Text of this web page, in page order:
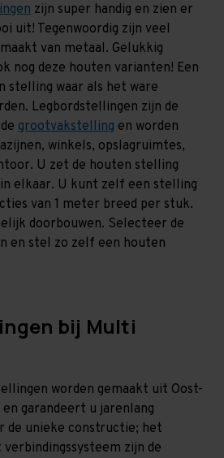
zijn super handig en zien er
uit! Tegenwoordig zijn veel
van metaal. Gelukkig
nog deze houten varianten! Een
stelling waar als het ware
Legbordstellingen zijn de
grootvakstelling en worden
winkels, opslagruimtes,
U zet de houten stelling
elkaar. U kunt zelf een stelling
van 1 meter breed per stuk.
doorbouwen. Selecteer de
en stel zo zelf een houten
bij Multi
worden gemaakt uit Oost-
garandeert u jarenlang
de unieke constructie; het
verbindingssysteem zijn de